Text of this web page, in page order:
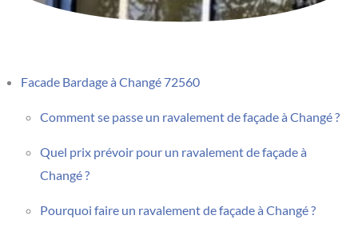
Facade Bardage à Changé 72560
Comment se passe un ravalement de façade à Changé ?
Quel prix prévoir pour un ravalement de façade à
Changé ?
Pourquoi faire un ravalement de façade à Changé ?